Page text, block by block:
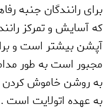
برای رانندگان جنبه
که آسایش و تمرکز
آپشن بیشتر است و
مجبور است به طور
به روشن خاموش کردن
به عهده اتولایت است .